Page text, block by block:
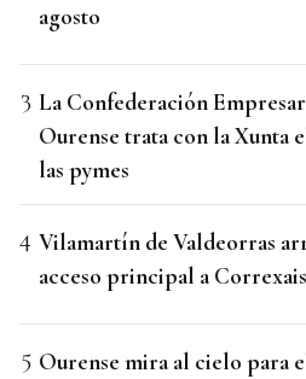
agosto
La Confederación
Ourense trata con la Xunta
las pymes
Vilamartín de Valdeorras
acceso principal a Correxais
Ourense mira al cielo para